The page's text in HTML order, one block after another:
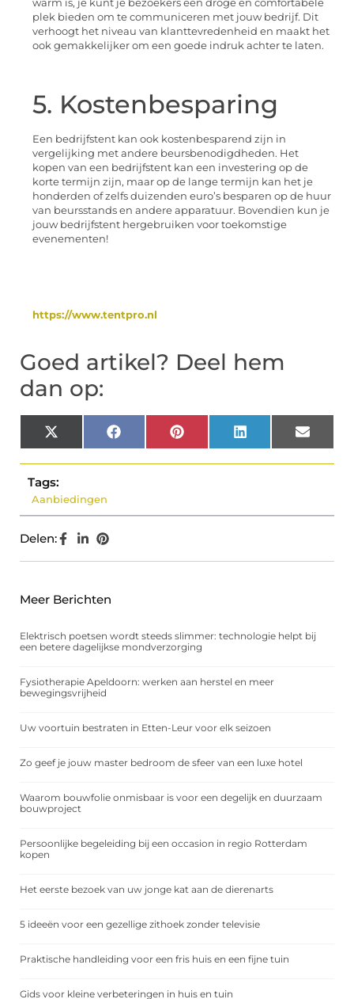
warm is, je kunt je bezoekers een droge en comfortabele
plek bieden om te communiceren met jouw bedrijf. Dit
verhoogt het niveau van klanttevredenheid en maakt het
ook gemakkelijker om een goede indruk achter te laten.
5. Kostenbesparing
Een bedrijfstent kan ook kostenbesparend zijn in
vergelijking met andere beursbenodigdheden. Het
kopen van een bedrijfstent kan een investering op de
korte termijn zijn, maar op de lange termijn kan het je
honderden of zelfs duizenden euro’s besparen op de huur
van beursstands en andere apparatuur. Bovendien kun je
jouw bedrijfstent hergebruiken voor toekomstige
evenementen!
https://www.tentpro.nl
Goed artikel? Deel hem
dan op:
X
(Twitter)
Facebook Pinterest LinkedIn Email
Tags:
Aanbiedingen
Delen:
Meer Berichten
Elektrisch poetsen wordt steeds slimmer: technologie helpt bij
een betere dagelijkse mondverzorging
Fysiotherapie Apeldoorn: werken aan herstel en meer
bewegingsvrijheid
Uw voortuin bestraten in Etten-Leur voor elk seizoen
Zo geef je jouw master bedroom de sfeer van een luxe hotel
Waarom bouwfolie onmisbaar is voor een degelijk en duurzaam
bouwproject
Persoonlijke begeleiding bij een occasion in regio Rotterdam
kopen
Het eerste bezoek van uw jonge kat aan de dierenarts
5 ideeën voor een gezellige zithoek zonder televisie
Praktische handleiding voor een fris huis en een fijne tuin
Gids voor kleine verbeteringen in huis en tuin